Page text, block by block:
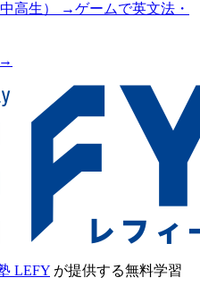
高生）
→ゲームで英文法・
LEFY が提供する無料学習